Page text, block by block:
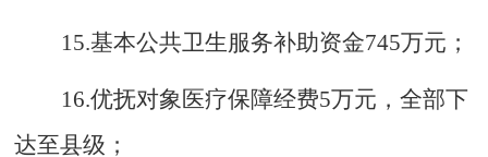
15.基本公共卫生服务补助资金745万元；
16.优抚对象医疗保障经费5万元，全部下
达至县级；